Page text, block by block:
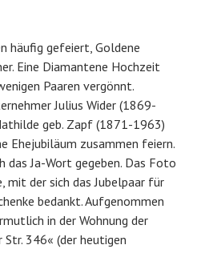
häufig gefeiert, Goldene
Eine Diamantene Hochzeit
Paaren vergönnt.
Julius Wider (1869-
geb. Zapf (1871-1963)
Ehejubiläum zusammen feiern.
das Ja-Wort gegeben. Das Foto
mit der sich das Jubelpaar für
bedankt. Aufgenommen
in der Wohnung der
Str. 346« (der heutigen